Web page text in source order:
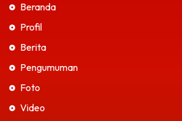
Beranda
Profil
Berita
Pengumuman
Foto
Video